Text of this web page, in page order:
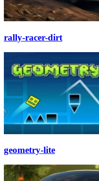
rally-racer-dirt
geometry-lite